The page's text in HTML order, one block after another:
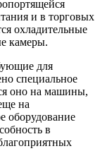
и в торговых
охладительные
камеры.
для
специальное
оно на машины,
на
оборудование
в